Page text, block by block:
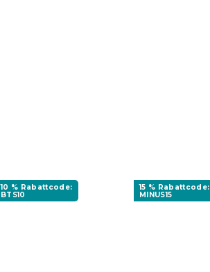
10 % Rabattcode:
BTS10
15 % Rabattcode:
MINUS15